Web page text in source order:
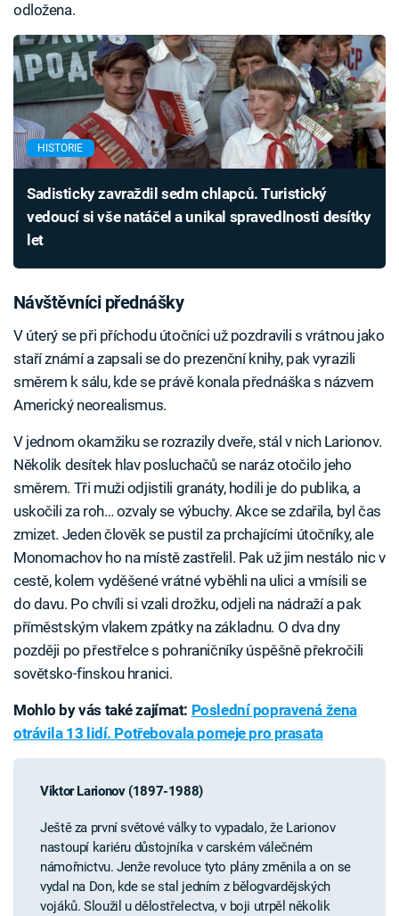
odložena.
HISTORIE
Sadisticky zavraždil sedm chlapců. Turistický
vedoucí si vše natáčel a unikal spravedlnosti desítky
let
Návštěvníci přednášky
V úterý se při příchodu útočníci už pozdravili s vrátnou jako
staří známí a zapsali se do prezenční knihy, pak vyrazili
směrem k sálu, kde se právě konala přednáška s názvem
Americký neorealismus.
V jednom okamžiku se rozrazily dveře, stál v nich Larionov.
Několik desítek hlav posluchačů se naráz otočilo jeho
směrem. Tři muži odjistili granáty, hodili je do publika, a
uskočili za roh… ozvaly se výbuchy. Akce se zdařila, byl čas
zmizet. Jeden člověk se pustil za prchajícími útočníky, ale
Monomachov ho na místě zastřelil. Pak už jim nestálo nic v
cestě, kolem vyděšené vrátné vyběhli na ulici a vmísili se
do davu. Po chvíli si vzali drožku, odjeli na nádraží a pak
příměstským vlakem zpátky na základnu. O dva dny
později po přestřelce s pohraničníky úspěšně překročili
sovětsko-finskou hranici.
Mohlo by vás také zajímat: Poslední popravená žena
otrávila 13 lidí. Potřebovala pomeje pro prasata
Viktor Larionov (1897-1988)
Ještě za první světové války to vypadalo, že Larionov
nastoupí kariéru důstojníka v carském válečném
námořnictvu. Jenže revoluce tyto plány změnila a on se
vydal na Don, kde se stal jedním z bělogvardějských
vojáků. Sloužil u dělostřelectva, v boji utrpěl několik